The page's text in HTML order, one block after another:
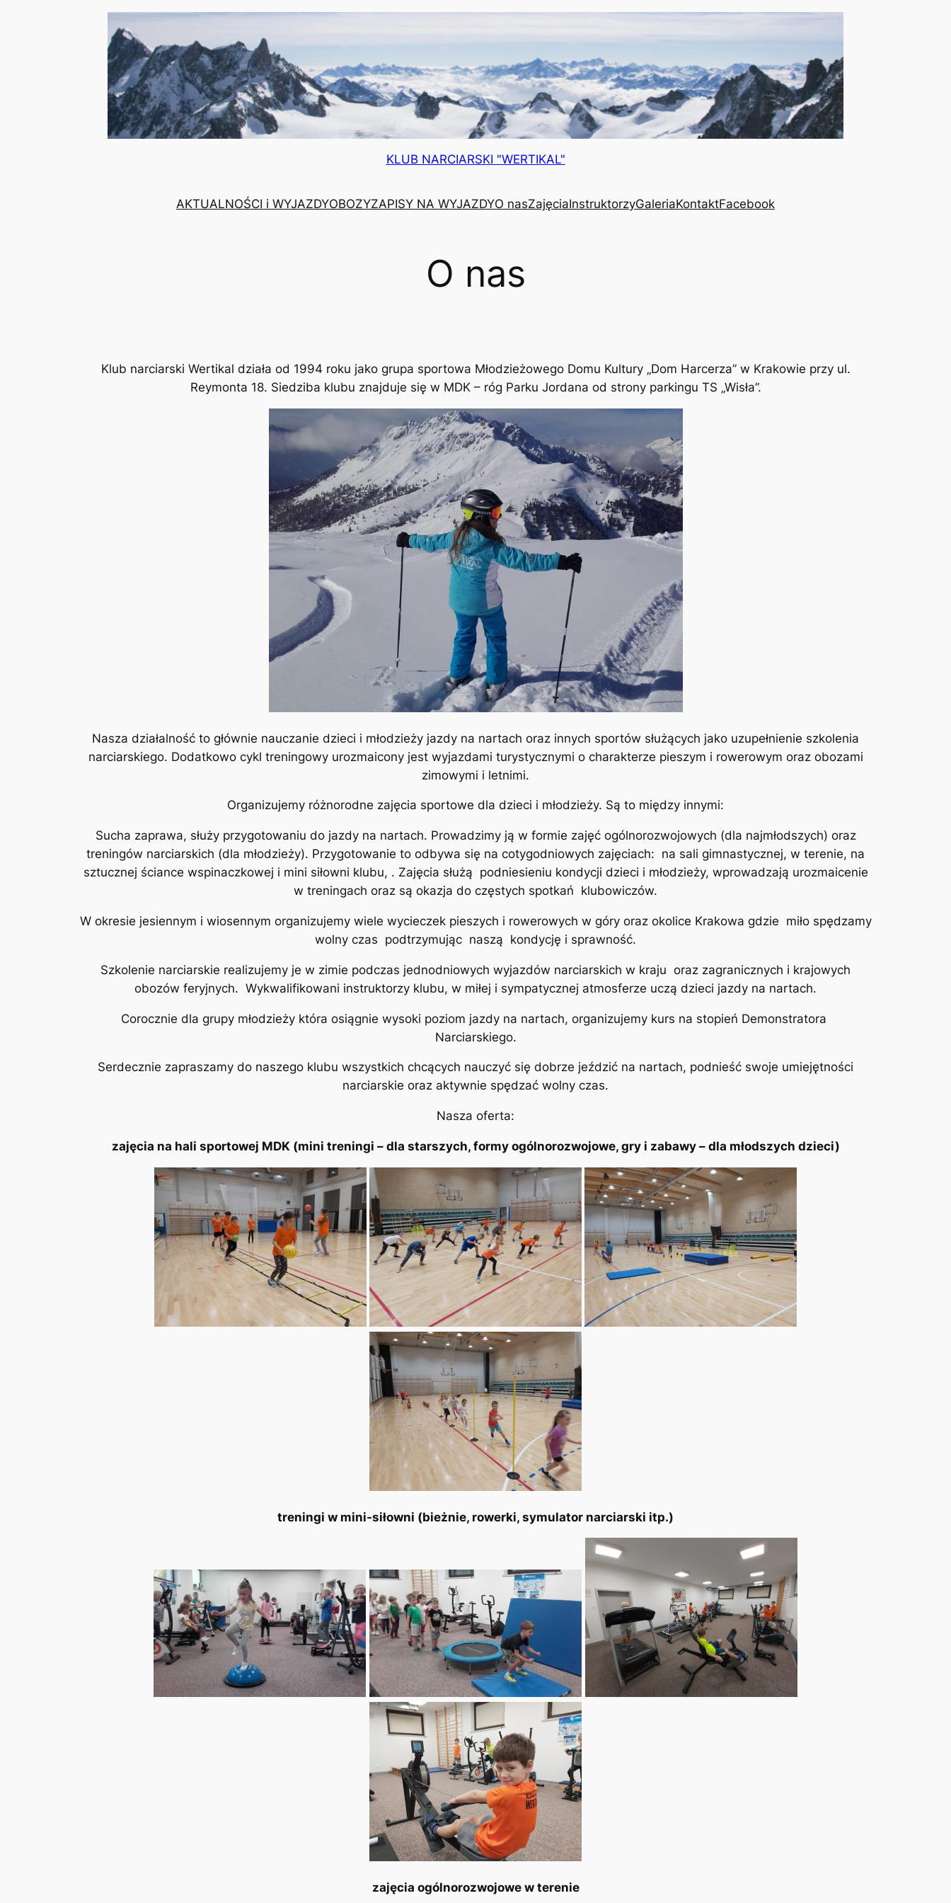
KLUB NARCIARSKI "WERTIKAL"
AKTUALNOŚCI i WYJAZDYOBOZYZAPISY NA WYJAZDYO nasZajęciaInstruktorzyGaleriaKontaktFacebook
O nas
Klub narciarski Wertikal działa od 1994 roku jako grupa sportowa Młodzieżowego Domu Kultury „Dom Harcerza” w Krakowie przy ul.
Reymonta 18. Siedziba klubu znajduje się w MDK – róg Parku Jordana od strony parkingu TS „Wisła”.
Nasza działalność to głównie nauczanie dzieci i młodzieży jazdy na nartach oraz innych sportów służących jako uzupełnienie szkolenia
narciarskiego. Dodatkowo cykl treningowy urozmaicony jest wyjazdami turystycznymi o charakterze pieszym i rowerowym oraz obozami
zimowymi i letnimi.
Organizujemy różnorodne zajęcia sportowe dla dzieci i młodzieży. Są to między innymi:
Sucha zaprawa, służy przygotowaniu do jazdy na nartach. Prowadzimy ją w formie zajęć ogólnorozwojowych (dla najmłodszych) oraz
treningów narciarskich (dla młodzieży). Przygotowanie to odbywa się na cotygodniowych zajęciach: na sali gimnastycznej, w terenie, na
sztucznej ściance wspinaczkowej i mini siłowni klubu, . Zajęcia służą podniesieniu kondycji dzieci i młodzieży, wprowadzają urozmaicenie
w treningach oraz są okazja do częstych spotkań klubowiczów.
W okresie jesiennym i wiosennym organizujemy wiele wycieczek pieszych i rowerowych w góry oraz okolice Krakowa gdzie miło spędzamy
wolny czas podtrzymując naszą kondycję i sprawność.
Szkolenie narciarskie realizujemy je w zimie podczas jednodniowych wyjazdów narciarskich w kraju oraz zagranicznych i krajowych
obozów feryjnych. Wykwalifikowani instruktorzy klubu, w miłej i sympatycznej atmosferze uczą dzieci jazdy na nartach.
Corocznie dla grupy młodzieży która osiągnie wysoki poziom jazdy na nartach, organizujemy kurs na stopień Demonstratora
Narciarskiego.
Serdecznie zapraszamy do naszego klubu wszystkich chcących nauczyć się dobrze jeździć na nartach, podnieść swoje umiejętności
narciarskie oraz aktywnie spędzać wolny czas.
Nasza oferta:
zajęcia na hali sportowej MDK (mini treningi – dla starszych, formy ogólnorozwojowe, gry i zabawy – dla młodszych dzieci)
treningi w mini-siłowni (bieżnie, rowerki, symulator narciarski itp.)
zajęcia ogólnorozwojowe w terenie